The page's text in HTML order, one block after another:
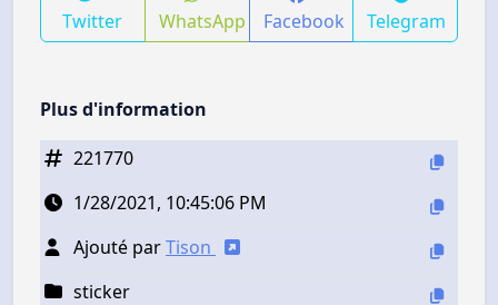
Twitter WhatsApp Facebook Telegram
Plus d'information
221770
1/28/2021, 10:45:06 PM
Ajouté parTison
sticker